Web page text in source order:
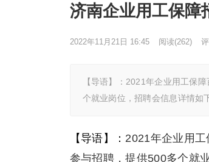
济南企业用工保障
2022年11月21日 16:45 阅读(262)
【导语】：2021年企业用工保
个就业岗位，招聘会信息详
【导语】： 2021年企业用
参与招聘，提供500多个就